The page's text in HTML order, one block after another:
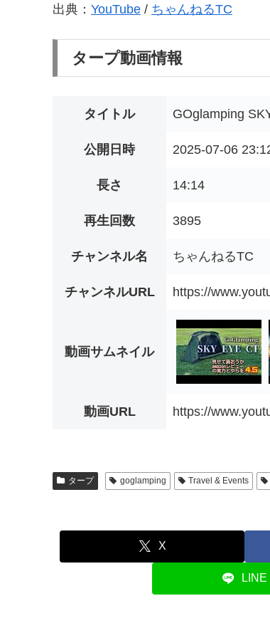
出典： YouTube / ちゃんねるTC
タープ動画情報
タイトル GOglamping
公開日時 2025-07-06
長さ 14:14
再生回数 3895
チャンネル名 ちゃんねるTC
チャンネルURL https://
動画サムネイル
動画URL https://
タープ goglamping Travel & Events
X
LINE